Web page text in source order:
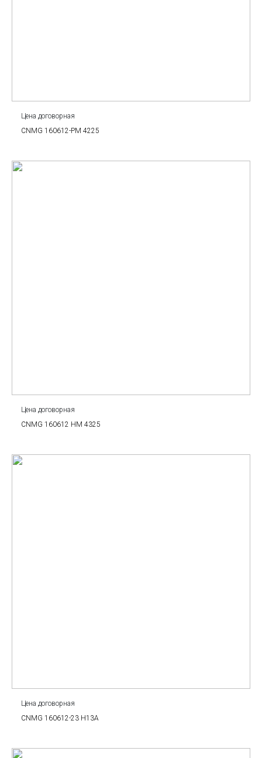
Цена договорная
CNMG 160612-PM 4225
Цена договорная
CNMG 160612 HM 4325
Цена договорная
CNMG 160612-23 H13A